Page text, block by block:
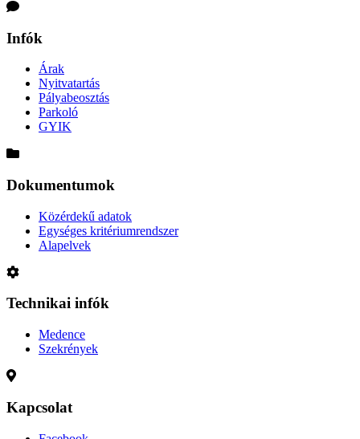
Infók
Árak
Nyitvatartás
Pályabeosztás
Parkoló
GYIK
Dokumentumok
Közérdekű adatok
Egységes kritériumrendszer
Alapelvek
Technikai infók
Medence
Szekrények
Kapcsolat